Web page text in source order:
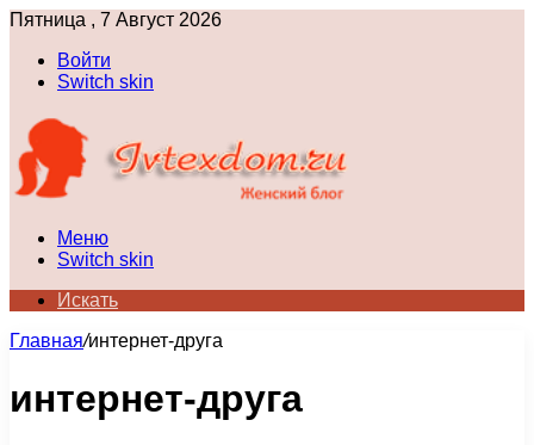
Пятница , 7 Август 2026
Войти
Switch skin
Меню
Switch skin
Искать
Главная/интернет-друга
интернет-друга